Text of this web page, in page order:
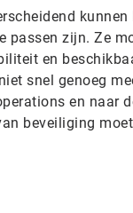
passen zijn. Ze
en
snel genoeg
en naar
beveiliging